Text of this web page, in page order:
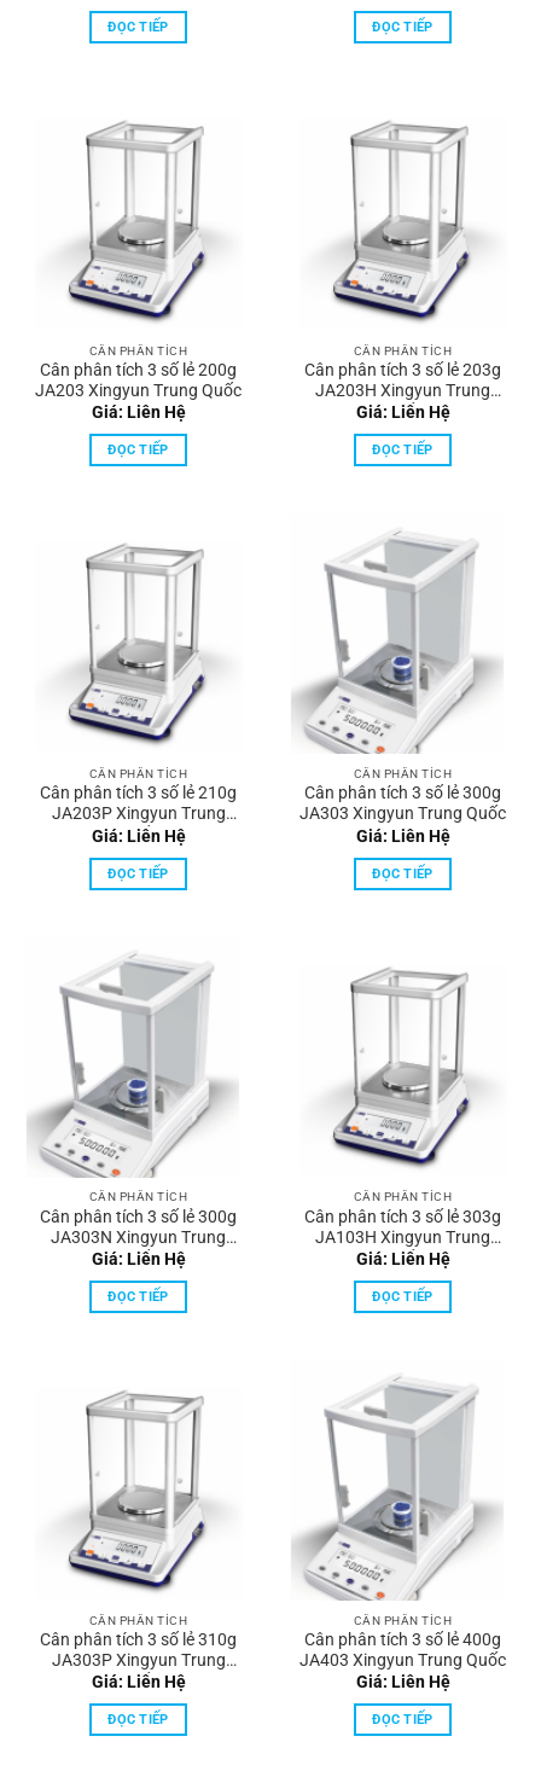
ĐỌC TIẾP ĐỌC TIẾP
CÂN PHÂN TÍCH
Cân phân tích 3 số lẻ 200g
JA203 Xingyun Trung Quốc
Giá: Liên Hệ
ĐỌC TIẾP
CÂN PHÂN TÍCH
Cân phân tích 3 số lẻ 203g
JA203H Xingyun Trung
Quốc
Giá: Liên Hệ
ĐỌC TIẾP
CÂN PHÂN TÍCH
Cân phân tích 3 số lẻ 210g
JA203P Xingyun Trung
Quốc
Giá: Liên Hệ
ĐỌC TIẾP
CÂN PHÂN TÍCH
Cân phân tích 3 số lẻ 300g
JA303 Xingyun Trung Quốc
Giá: Liên Hệ
ĐỌC TIẾP
CÂN PHÂN TÍCH
Cân phân tích 3 số lẻ 300g
JA303N Xingyun Trung
Quốc
Giá: Liên Hệ
ĐỌC TIẾP
CÂN PHÂN TÍCH
Cân phân tích 3 số lẻ 303g
JA103H Xingyun Trung
Quốc
Giá: Liên Hệ
ĐỌC TIẾP
CÂN PHÂN TÍCH
Cân phân tích 3 số lẻ 310g
JA303P Xingyun Trung
Quốc
Giá: Liên Hệ
ĐỌC TIẾP
CÂN PHÂN TÍCH
Cân phân tích 3 số lẻ 400g
JA403 Xingyun Trung Quốc
Giá: Liên Hệ
ĐỌC TIẾP